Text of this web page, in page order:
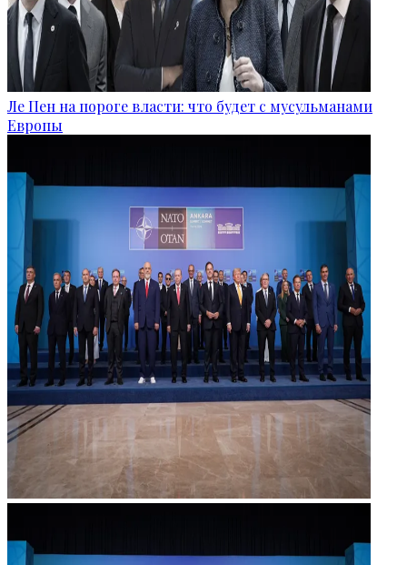
Ле Пен на пороге власти: что будет с мусульманами
Европы